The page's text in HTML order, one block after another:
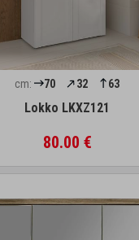
cm: 70 32 63
Lokko LKXZ121
80.00 €